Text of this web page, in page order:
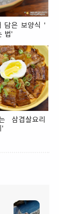
담은 보양식 '
법'
삼겹살요리
'